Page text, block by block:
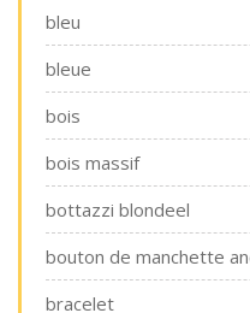
bleu
bleue
bois
bois massif
bottazzi blondeel
bouton de manchette
bracelet